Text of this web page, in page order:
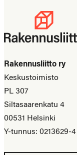
Rakennusliitto ry
Keskustoimisto
PL 307
Siltasaarenkatu 4
00531 Helsinki
Y-tunnus: 0213629-4